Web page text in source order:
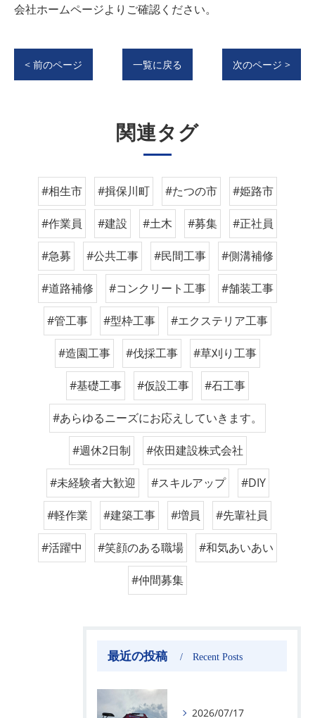
会社ホームページよりご確認ください。
< 前のページ 一覧に戻る 次のページ >
関連タグ
#相生市 #揖保川町 #たつの市 #姫路市
#作業員 #建設 #土木 #募集 #正社員
#急募 #公共工事 #民間工事 #側溝補修
#道路補修 #コンクリート工事 #舗装工事
#管工事 #型枠工事 #エクステリア工事
#造園工事 #伐採工事 #草刈り工事
#基礎工事 #仮設工事 #石工事
#あらゆるニーズにお応えしていきます。
#週休2日制 #依田建設株式会社
#未経験者大歓迎 #スキルアップ #DIY
#軽作業 #建築工事 #増員 #先輩社員
#活躍中 #笑顔のある職場 #和気あいあい
#仲間募集
最近の投稿 Recent Posts
2026/07/17